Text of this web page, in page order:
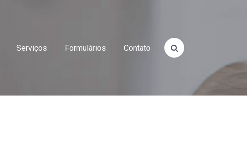
Serviços Formulários Contato